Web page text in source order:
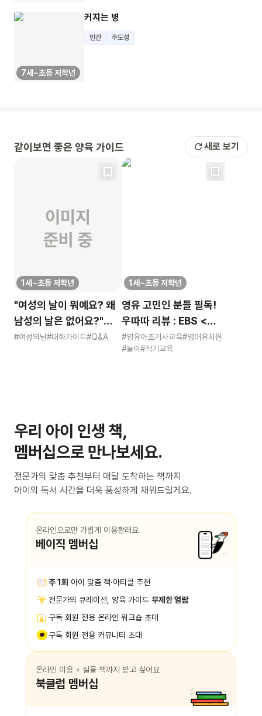
7세~초등 저학년
커지는 병
인간 주도성
같이보면 좋은 양육 가이드 새로 보기
1세~초등 저학년
"여성의 날이 뭐예요? 왜
남성의 날은 없어요?"
묻는 어린이에게 이렇게
#여성의날#대화가이드#Q&A
1세~초등 저학년
영유 고민인 분들 필독!
우따따 리뷰 : EBS <
영유아 사교육 보고서>
#영유아조기사교육#영어유치원
#놀이 #적기교육
우리 아이 인생 책,
멤버십으로 만나보세요.
전문가의 맞춤 추천부터 매달 도착하는 책까지
아이의 독서 시간을 더욱 풍성하게 채워드릴게요.
온라인으로만 가볍게 이용할래요
베이직 멤버십
주 1회 아이 맞춤 책·아티클 추천
전문가의 큐레이션, 양육 가이드 무제한 열람
구독 회원 전용 온라인 워크숍 초대
구독 회원 전용 커뮤니티 초대
온라인 이용 + 실물 책까지 받고 싶어요
북클럽 멤버십